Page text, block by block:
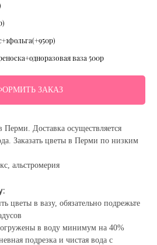
ваза 500р
ЗАКАЗ
Перми. Доставка осуществляется
Заказать цветы в Перми по низким
альстромерия
цветы в вазу, обязательно подрежьте
в воду минимум на 40%
подрезка и чистая вода с